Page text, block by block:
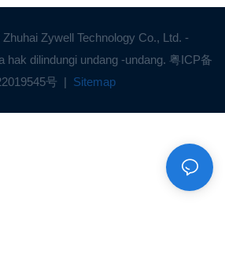
Zywell Technology Co., Ltd. -
hak dilindungi undang -undang. 粤ICP备
号 | Sitemap